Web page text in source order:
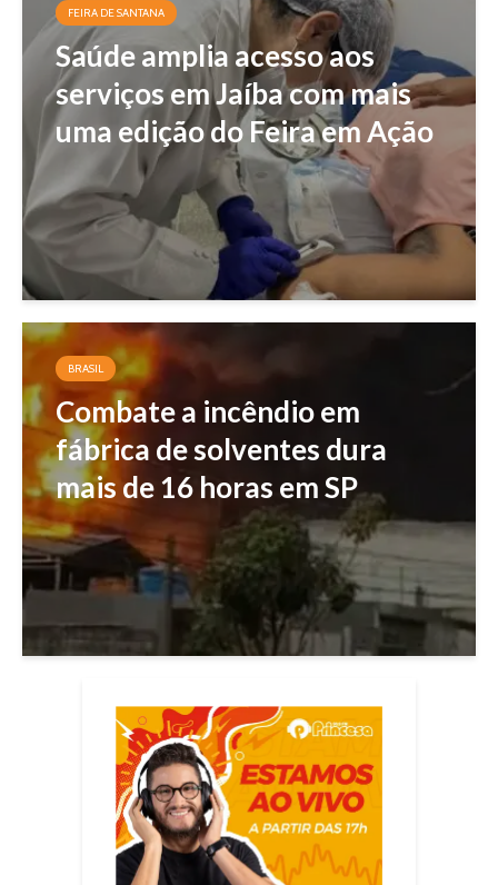
FEIRA DE SANTANA
Saúde amplia acesso aos
serviços em Jaíba com mais
uma edição do Feira em Ação
BRASIL
Combate a incêndio em
fábrica de solventes dura
mais de 16 horas em SP